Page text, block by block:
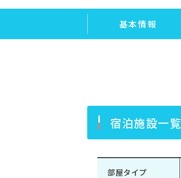
基本情報
宿泊施設一覧
部屋タイプ